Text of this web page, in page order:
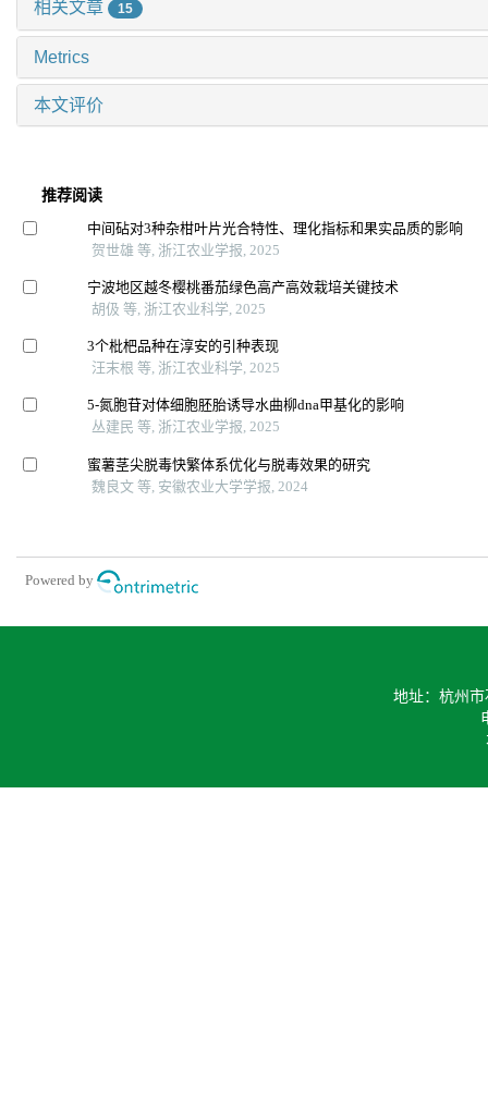
相关文章 15
Metrics
本文评价
推荐阅读
中间砧对3种杂柑叶片光合特性、理化指标和果实品质的影响
贺世雄 等, 浙江农业学报, 2025
宁波地区越冬樱桃番茄绿色高产高效栽培关键技术
胡伋 等, 浙江农业科学, 2025
3个枇杷品种在淳安的引种表现
汪末根 等, 浙江农业科学, 2025
5-氮胞苷对体细胞胚胎诱导水曲柳dna甲基化的影响
丛建民 等, 浙江农业学报, 2025
蜜薯茎尖脱毒快繁体系优化与脱毒效果的研究
魏良文 等, 安徽农业大学学报, 2024
Powered by
地址：杭州